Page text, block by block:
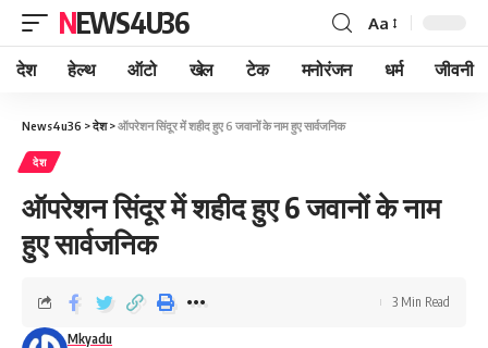
NEWS4U36 Aa
देश हेल्थ ऑटो खेल टेक मनोरंजन धर्म जीवनी
News4u36 >देश>ऑपरेशन सिंदूर में शहीद हुए 6 जवानों के नाम हुए सार्वजनिक
देश
ऑपरेशन सिंदूर में शहीद हुए 6 जवानों के नाम
हुए सार्वजनिक
Mkyadu
3 Min Read